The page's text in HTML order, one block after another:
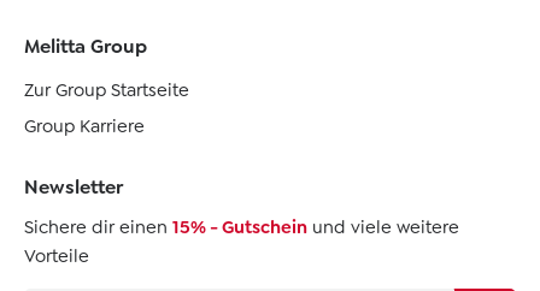
Melitta Group
Zur Group Startseite
Group Karriere
Newsletter
Sichere dir einen 15% - Gutschein und viele weitere
Vorteile